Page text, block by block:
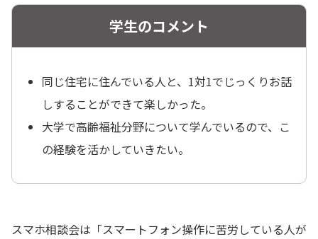
学生のコメント
同じ住宅に住んでいる人と、1対1でじっくりお話
しすることができて楽しかった。
大学で高齢福祉分野について学んでいるので、こ
の経験を活かしていきたい。
スマホ相談会は「スマートフォン操作に苦労している人が